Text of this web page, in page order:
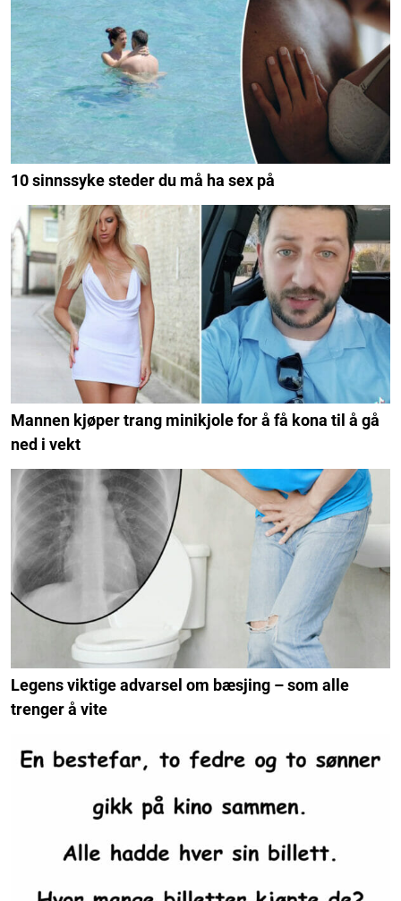
10 sinnssyke steder du må ha sex på
Mannen kjøper trang minikjole for å få kona til å gå
ned i vekt
Legens viktige advarsel om bæsjing – som alle
trenger å vite